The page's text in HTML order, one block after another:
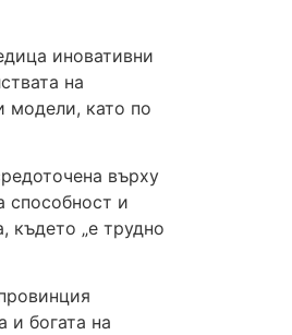
иновативни
на
модели, като по
върху
способност и
където „е трудно
и богата на